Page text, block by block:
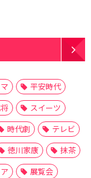
平安時代
スイーツ
時代劇
テレビ
徳川家康
抹茶
展覧会